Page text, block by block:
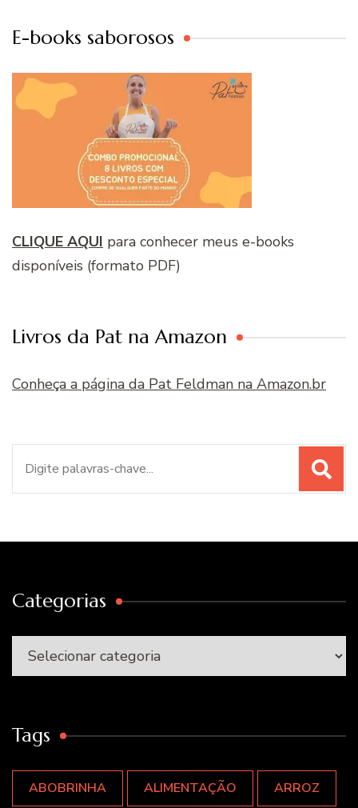
E-books saborosos
CLIQUE AQUI para conhecer meus e-books
disponíveis (formato PDF)
Livros da Pat na Amazon
Conheça a página da Pat Feldman na Amazon.br
Categorias
Categorias
Tags
ABOBRINHA ALIMENTAÇÃO ARROZ